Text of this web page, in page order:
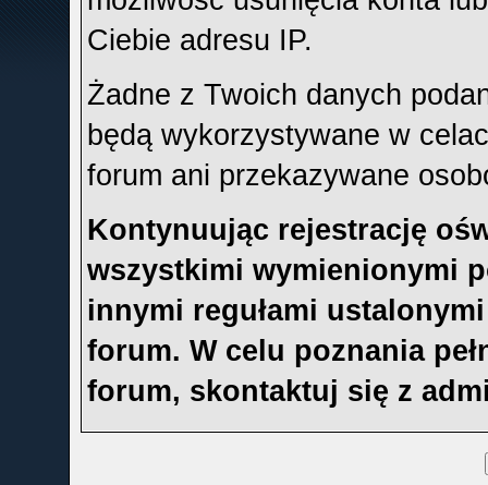
Ciebie adresu IP.
Żadne z Twoich danych
będą wykorzystywane w
forum ani przekazywane
Kontynuując rejestrację
wszystkimi wymienionymi
innymi regułami
forum. W celu poznania
forum, skontaktuj się z